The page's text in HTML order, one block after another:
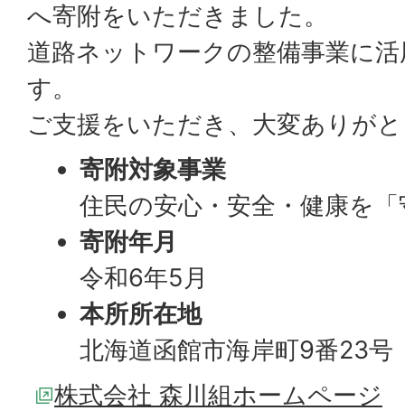
へ寄附をいただきました。
道路ネットワークの整備事業に
す。
ご支援をいただき、大変ありが
寄附対象事業
住民の安心・安全・健康を
寄附年月
令和6年5月
本所所在地
北海道函館市海岸町9番23号
株式会社 森川組ホームページ